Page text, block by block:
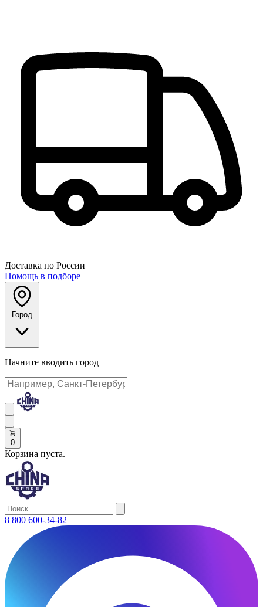
Доставка по России
Помощь в подборе
Город
Начните вводить город
0
Корзина пуста.
8 800 600-34-82